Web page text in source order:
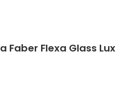
Faber Flexa Glass Lux